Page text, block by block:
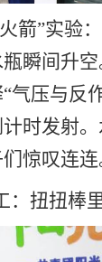
箭”实验
瞬间升
“气压与反
时发射。
惊叹连连
：扭扭棒